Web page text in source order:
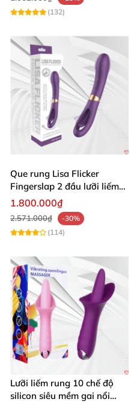
tránh lây nhiễm
các
(132)
Que rung Lisa Flicker
Fingerslap 2 đầu lưỡi liếm
massage điểm G mô phỏng
1.800.000₫
2.571.000₫
-30%
(114)
Lưỡi liếm rung 10 chế độ
silicon siêu mềm gai nổi